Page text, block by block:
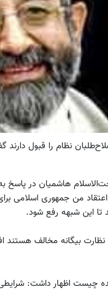
نظام را قبول
هاشمیان در پاسخ
اعتقاد من جمهوری اسلامی
این شبهه رفع شود.
بیگانه مخالف
چیست اظهار داشت:
رو جای این پک